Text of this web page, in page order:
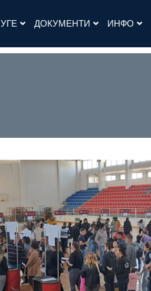
ДОКУМЕНТИ ИНФО